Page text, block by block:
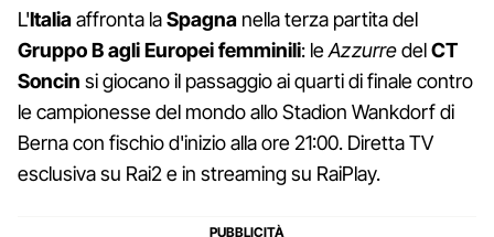
L'Italiaaffronta laSpagna nella terza partita del
Gruppo B agli Europei femminili: leAzzurredelCT
Soncin si giocano il passaggio ai quarti di finale contro
le campionesse del mondo allo Stadion Wankdorf di
Berna con fischio d'inizio alla ore 21:00. Diretta TV
esclusiva su Rai2 e in streaming su RaiPlay.